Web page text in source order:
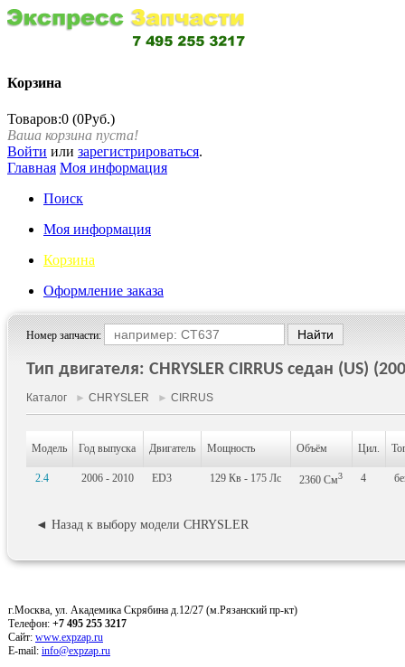
Корзина
Товаров:0 (0Руб.)
Ваша корзина пуста!
Войти или зарегистрироваться.
Главная Моя информация
Поиск
Моя информация
Корзина
Оформление заказа
Номер запчасти:
Тип двигателя: CHRYSLER CIRRUS седан (US)
Каталог ► CHRYSLER ► CIRRUS
Модель Год выпуска Двигатель Мощность Объём Цил.
2.4 2006 - 2010 ED3 129 Кв - 175 Лс 2360 См3 4
◄ Назад к выбору модели CHRYSLER
г.Москва, ул. Академика Скрябина д.12/27 (м.Рязанский пр-кт)
Телефон: +7 495 255 3217
Сайт: www.expzap.ru
E-mail: info@expzap.ru